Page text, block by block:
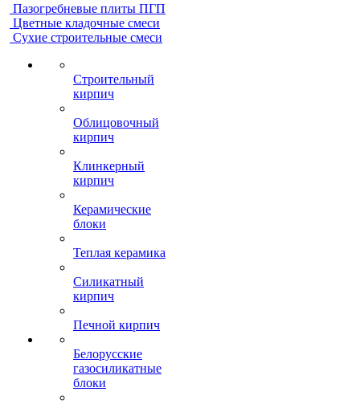
Пазогребневые плиты ПГП
Цветные кладочные смеси
Сухие строительные смеси
Строительный
кирпич
Облицовочный
кирпич
Клинкерный
кирпич
Керамические
блоки
Теплая керамика
Силикатный
кирпич
Печной кирпич
Белорусские
газосиликатные
блоки